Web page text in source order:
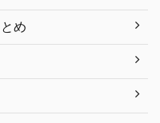
め